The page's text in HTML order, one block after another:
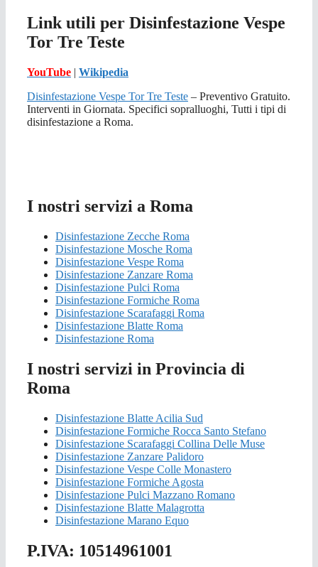
Link utili per Disinfestazione Vespe
Tor Tre Teste
YouTube | Wikipedia
Disinfestazione Vespe Tor Tre Teste – Preventivo Gratuito.
Interventi in Giornata. Specifici sopralluoghi, Tutti i tipi di
disinfestazione a Roma.
I nostri servizi a Roma
Disinfestazione Zecche Roma
Disinfestazione Mosche Roma
Disinfestazione Vespe Roma
Disinfestazione Zanzare Roma
Disinfestazione Pulci Roma
Disinfestazione Formiche Roma
Disinfestazione Scarafaggi Roma
Disinfestazione Blatte Roma
Disinfestazione Roma
I nostri servizi in Provincia di
Roma
Disinfestazione Blatte Acilia Sud
Disinfestazione Formiche Rocca Santo Stefano
Disinfestazione Scarafaggi Collina Delle Muse
Disinfestazione Zanzare Palidoro
Disinfestazione Vespe Colle Monastero
Disinfestazione Formiche Agosta
Disinfestazione Pulci Mazzano Romano
Disinfestazione Blatte Malagrotta
Disinfestazione Marano Equo
P.IVA: 10514961001